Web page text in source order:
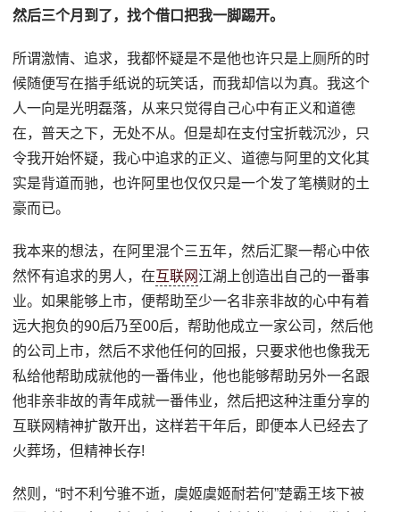
然后三个月到了，找个借口把我一脚踢开。
所谓激情、追求，我都怀疑是不是他也许只是上厕所的时
候随便写在揩手纸说的玩笑话，而我却信以为真。我这个
人一向是光明磊落，从来只觉得自己心中有正义和道德
在，普天之下，无处不从。但是却在支付宝折戟沉沙，只
令我开始怀疑，我心中追求的正义、道德与阿里的文化其
实是背道而驰，也许阿里也仅仅只是一个发了笔横财的土
豪而已。
我本来的想法，在阿里混个三五年，然后汇聚一帮心中依
然怀有追求的男人，在互联网 江湖上创造出自己的一番事
业。如果能够上市，便帮助至少一名非亲非故的心中有着
远大抱负的90后乃至00后，帮助他成立一家公司，然后他
的公司上市，然后不求他任何的回报，只要求他也像我无
私给他帮助成就他的一番伟业，他也能够帮助另外一名跟
他非亲非故的青年成就一番伟业，然后把这种注重分享的
互联网精神扩散开出，这样若干年后，即便本人已经去了
火葬场，但精神长存!
然则，“时不利兮骓不逝，虞姬虞姬耐若何”楚霸王垓下被